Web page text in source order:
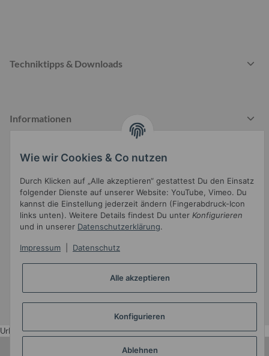
Techniktipps & Downloads
Informationen
Widerrufsbutton
* Alle Preise inkl. gesetzlicher USt.
Wie wir Cookies & Co nutzen
Durch Klicken auf „Alle akzeptieren“ gestattest Du den Einsatz
folgender Dienste auf unserer Website: YouTube, Vimeo. Du
kannst die Einstellung jederzeit ändern (Fingerabdruck-Icon
links unten). Weitere Details findest Du unter Konfigurieren
und in unserer Datenschutzerklärung.
Impressum Datenschutz
Alle akzeptieren
Konfigurieren
Ablehnen
Urlaub